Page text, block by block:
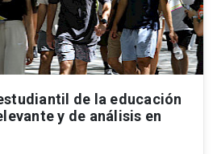
de la educación
y de análisis en